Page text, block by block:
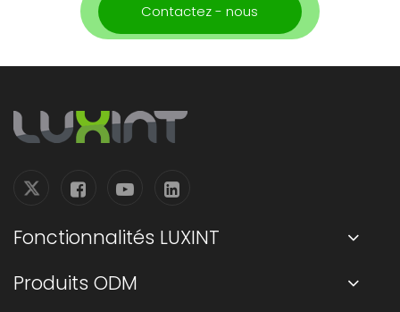
Contactez - nous
Fonctionnalités LUXINT
Produits ODM